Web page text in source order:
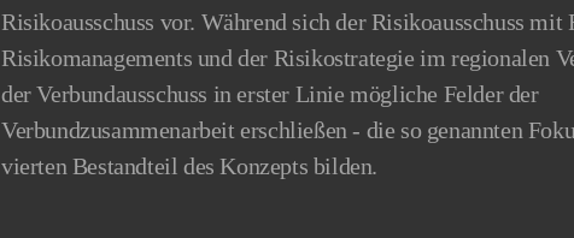
Risikoausschuss vor. Während sich der Risikoausschuss mit
Risikomanagements und der Risikostrategie im regionalen
der Verbundausschuss in erster Linie mögliche Felder der
Verbundzusammenarbeit erschließen - die so genannten
vierten Bestandteil des Konzepts bilden.